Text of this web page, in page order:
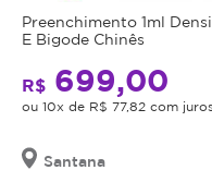
Preenchimento 1ml
E Bigode Chinês
R$ 699,00
ou 10x de R$ 77,82 com
Santana